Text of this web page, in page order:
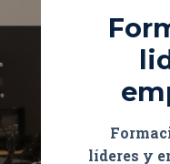
líderes y